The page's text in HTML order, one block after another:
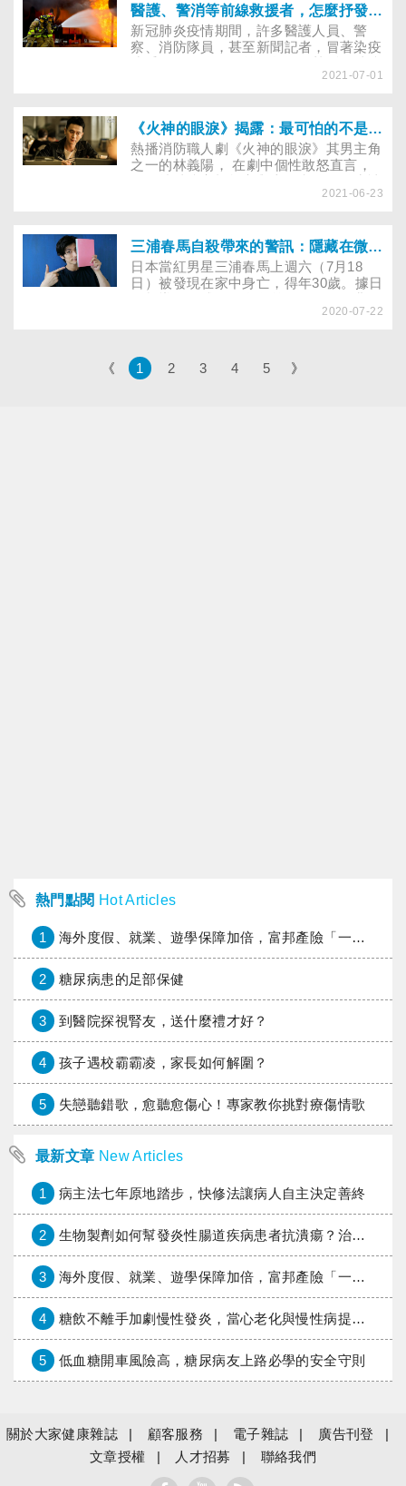
醫護、警消等前線救援者，怎麼抒發創傷後壓力症候群？
新冠肺炎疫情期間，許多醫護人員、警
察、消防隊員，甚至新聞記者，冒著染疫
職人劇《火神的眼淚》，呈現出血淋淋現
群」。前線工作者該如何抒發焦慮、無
力、內疚等情緒及創傷壓力，走出陰霾？
2021-07-01
《火神的眼淚》揭露：最可怕的不是工作辛苦！而是無效溝通引發的錯誤決策...怎麼讓主管更信任自己？
熱播消防職人劇《火神的眼淚》其男主角
之一的林義陽， 在劇中個性敢怒直言，
多衝突， 最後竟不幸葬生火窟之中，令
讓焦慮主管採取自己的建議？
2021-06-23
三浦春馬自殺帶來的警訊：隱藏在微笑背後的哀傷，你周圍有「假面憂鬱」的親友嗎？
日本當紅男星三浦春馬上週六（7月18
日）被發現在家中身亡，得年30歲。據日
不僅在事發前三天，曾在IG貼出新戲《錢
常到劇組拍攝，直到17日晚間才開始失
聯，因此消息曝光後，許多圈內好友和粉
2020-07-22
《 1 2 3 4 5 》
熱門點閱 Hot Articles
1 海外度假、就業、遊學保障加倍，富邦產險「一期逐夢」專案加碼遠距醫療與緊急救援
2 糖尿病患的足部保健
3 到醫院探視腎友，送什麼禮才好？
4 孩子遇校霸霸凌，家長如何解圍？
5 失戀聽錯歌，愈聽愈傷心！專家教你挑對療傷情歌
最新文章 New Articles
1 病主法七年原地踏步，快修法讓病人自主決定善終
2 生物製劑如何幫發炎性腸道疾病患者抗潰瘍？治療進展與健保給付困境一次看
3 海外度假、就業、遊學保障加倍，富邦產險「一期逐夢」專案加碼遠距醫療與緊急救援
4 糖飲不離手加劇慢性發炎，當心老化與慢性病提早報到
5 低血糖開車風險高，糖尿病友上路必學的安全守則
關於大家健康雜誌 顧客服務 電子雜誌
廣告刊登
文章授權
人才招募 聯絡我們